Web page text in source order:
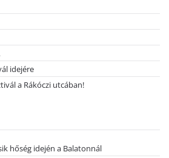
idejére
a Rákóczi utcában!
hőség idején a Balatonnál